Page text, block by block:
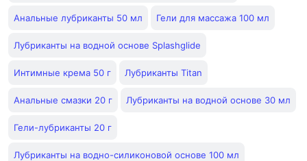
Анальные лубриканты 50 мл Гели для массажа 100 мл
Лубриканты на водной основе Splashglide
Интимные крема 50 г Лубриканты Titan
Анальные смазки 20 г Лубриканты на водной основе 30 мл
Гели-лубриканты 20 г
Лубриканты на водно-силиконовой основе 100 мл